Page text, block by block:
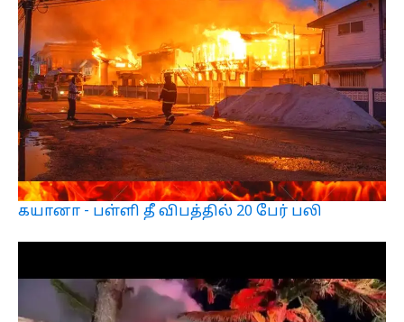
கயானா - பள்ளி தீ விபத்தில் 20 பேர் பலி